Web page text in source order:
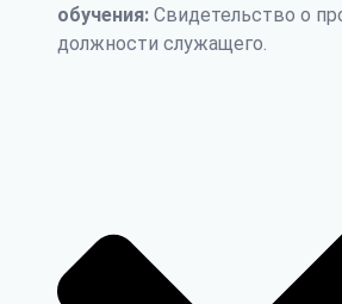
обучения: Свидетельство о
должности служащего.